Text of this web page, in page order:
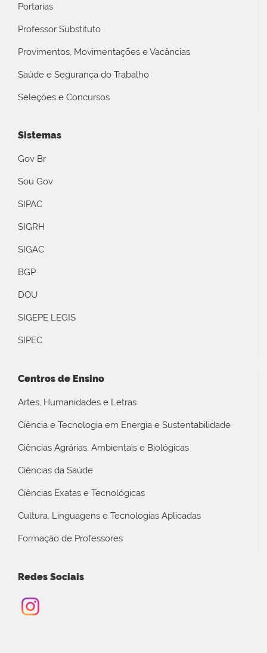
Portarias
Professor Substituto
Provimentos, Movimentações e Vacâncias
Saúde e Segurança do Trabalho
Seleções e Concursos
Sistemas
Gov Br
Sou Gov
SIPAC
SIGRH
SIGAC
BGP
DOU
SIGEPE LEGIS
SIPEC
Centros de Ensino
Artes, Humanidades e Letras
Ciência e Tecnologia em Energia e Sustentabilidade
Ciências Agrárias, Ambientais e Biológicas
Ciências da Saúde
Ciências Exatas e Tecnológicas
Cultura, Linguagens e Tecnologias Aplicadas
Formação de Professores
Redes Sociais